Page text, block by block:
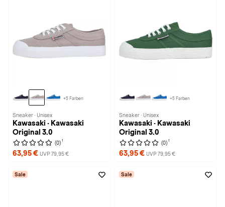
+5 Farben
Sneaker · Unisex
Kawasaki · Kawasaki
Original 3.0
(0) 1
63,95 € UVP 79,95 €
+5 Farben
Sneaker · Unisex
Kawasaki · Kawasaki
Original 3.0
(0) 1
63,95 € UVP 79,95 €
Sale Sale